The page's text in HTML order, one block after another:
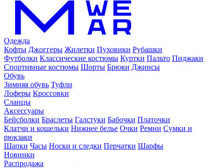
Одежда
Кофты Джоггеры Жилетки Пуховики Рубашки
Футболки Классические костюмы Куртки Пальто Пиджаки
Спортивные костюмы Шорты Брюки Джинсы
Обувь
Зимняя обувь Туфли
Лоферы Кроссовки
Сланцы
Аксессуары
Бейсболки Браслеты Галстуки Бабочки Платочки
Клатчи и кошельки Нижнее белье Очки Ремни Сумки и
рюкзаки
Шапки Часы Носки и следки Перчатки Шарфы
Новинки
Распродажа